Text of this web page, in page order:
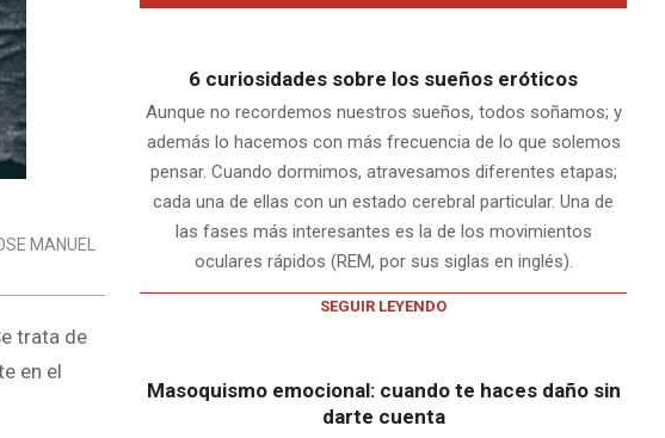
MANUEL
trata de
en el
6 curiosidades sobre los sueños eróticos
Aunque no recordemos nuestros sueños, todos soñamos; y
además lo hacemos con más frecuencia de lo que solemos
pensar. Cuando dormimos, atravesamos diferentes etapas;
cada una de ellas con un estado cerebral particular. Una de
las fases más interesantes es la de los movimientos
oculares rápidos (REM, por sus siglas en inglés).
SEGUIR LEYENDO
Masoquismo emocional: cuando te haces daño sin
darte cuenta